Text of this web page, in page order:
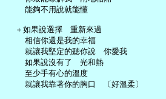
     能夠不用說就能懂
   ＋如果說選擇　重新來過
     相信你還是我的幸福
     就讓我堅定的聽你說　你愛我
     如果說沒有了　光和熱
     至少手有心的溫度
     就讓我靠著你的胸口　〔好溫柔〕